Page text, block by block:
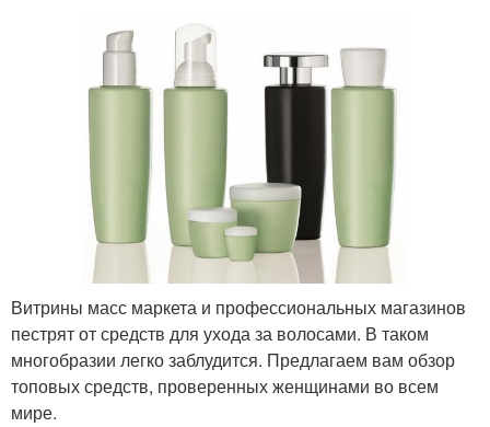
Витрины масс маркета и профессиональных магазинов
пестрят от средств для ухода за волосами. В таком
многобразии легко заблудится. Предлагаем вам обзор
топовых средств, проверенных женщинами во всем
мире.